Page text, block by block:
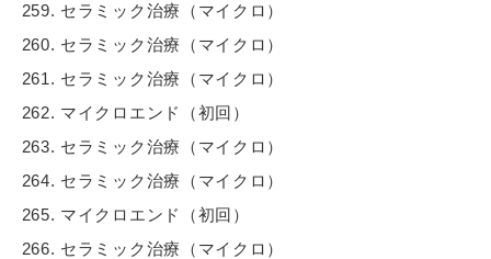
セラミック治療（マイクロ）
セラミック治療（マイクロ）
セラミック治療（マイクロ）
マイクロエンド（初回）
セラミック治療（マイクロ）
セラミック治療（マイクロ）
マイクロエンド（初回）
セラミック治療（マイクロ）